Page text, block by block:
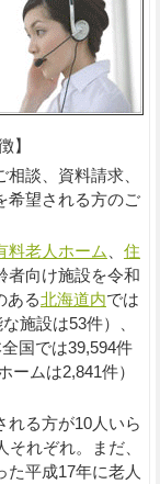
】
談、資料請求、
希望される方のご
料老人ホーム
住
者向け施設を令和
ある北海道内では
施設は53件）、
国では39,594件
ームは2,841件）
る方が10人いら
れぞれ。まだ、
た平成17年に老人